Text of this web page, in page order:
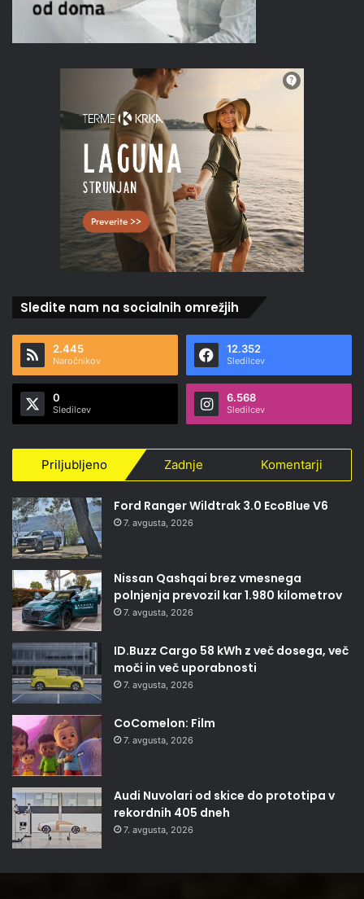
Sledite nam na socialnih omrežjih
2.445
Naročnikov
12.352
Sledilcev
0
Sledilcev
6.568
Sledilcev
Priljubljeno Zadnje Komentarji
Ford Ranger Wildtrak 3.0 EcoBlue V6
7. avgusta, 2026
Nissan Qashqai brez vmesnega
polnjenja prevozil kar 1.980 kilometrov
7. avgusta, 2026
ID.Buzz Cargo 58 kWh z več dosega, več
moči in več uporabnosti
7. avgusta, 2026
CoComelon: Film
7. avgusta, 2026
Audi Nuvolari od skice do prototipa v
rekordnih 405 dneh
7. avgusta, 2026